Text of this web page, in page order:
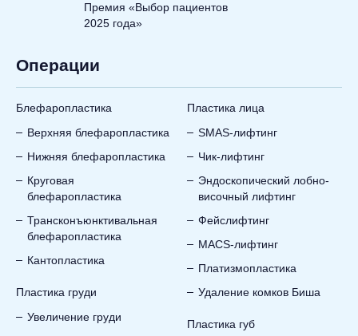
Премия «Выбор пациентов
2025 года»
Операции
Блефаропластика
Верхняя блефаропластика
Нижняя блефаропластика
Круговая
блефаропластика
Трансконъюнктивальная
блефаропластика
Кантопластика
Пластика груди
Увеличение груди
Пластика лица
SMAS-лифтинг
Чик-лифтинг
Эндоскопический лобно-
височный лифтинг
Фейслифтинг
MACS-лифтинг
Платизмопластика
Удаление комков Биша
Пластика губ